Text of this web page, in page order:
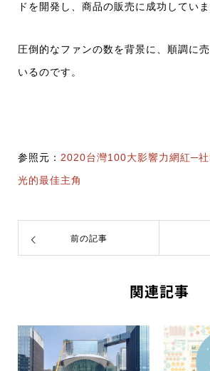
ドを開発し、商品の販売に成功していま
圧倒的なファンの数を背景に、順調に
いるのです。
参照元： 2020台灣100大影響力網紅─社
光的最佳主角
前の記事
関連記事